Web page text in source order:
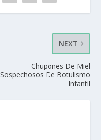
NEXT
Chupones De Miel
Sospechosos De Botulismo
Infantil